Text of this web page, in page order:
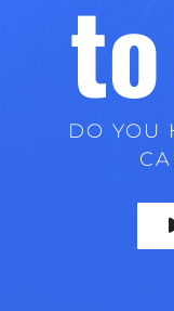
DO YOU